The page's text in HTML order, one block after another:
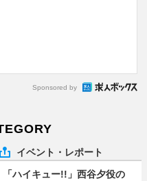
Sponsored by
イベント・レポート
「ハイキュー!!」西谷夕役の